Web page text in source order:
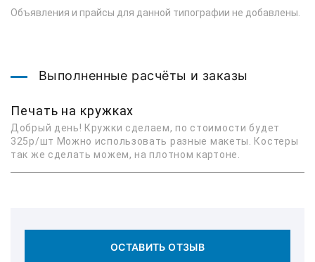
Объявления и прайсы для данной типографии не добавлены.
Выполненные расчёты и заказы
Печать на кружках
Добрый день! Кружки сделаем, по стоимости будет
325р/шт Можно использовать разные макеты. Костеры
так же сделать можем, на плотном картоне.
ОСТАВИТЬ ОТЗЫВ